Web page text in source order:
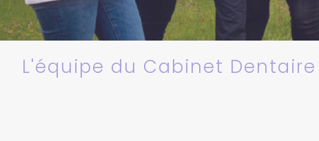
L'équipe du Cabinet